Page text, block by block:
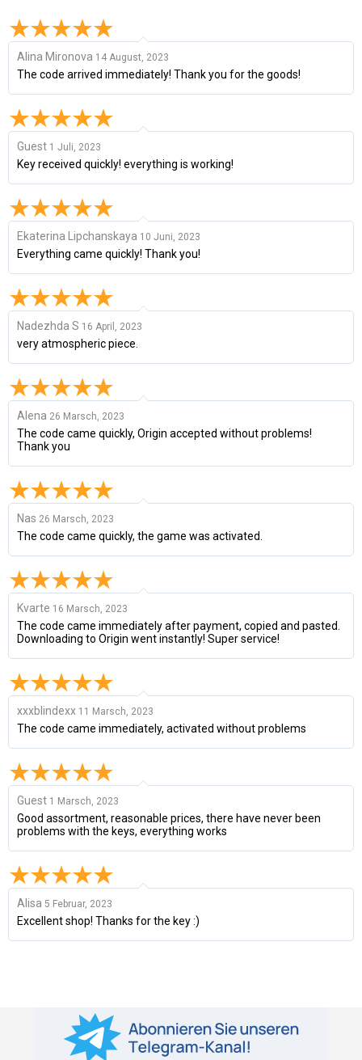
Alina Mironova 14 August, 2023
The code arrived immediately! Thank you for the goods!
Guest 1 Juli, 2023
Key received quickly! everything is working!
Ekaterina Lipchanskaya 10 Juni, 2023
Everything came quickly! Thank you!
Nadezhda S 16 April, 2023
very atmospheric piece.
Alena 26 Marsch, 2023
The code came quickly, Origin accepted without problems!
Thank you
Nas 26 Marsch, 2023
The code came quickly, the game was activated.
Kvarte 16 Marsch, 2023
The code came immediately after payment, copied and pasted.
Downloading to Origin went instantly! Super service!
xxxblindexx 11 Marsch, 2023
The code came immediately, activated without problems
Guest 1 Marsch, 2023
Good assortment, reasonable prices, there have never been
problems with the keys, everything works
Alisa 5 Februar, 2023
Excellent shop! Thanks for the key :)